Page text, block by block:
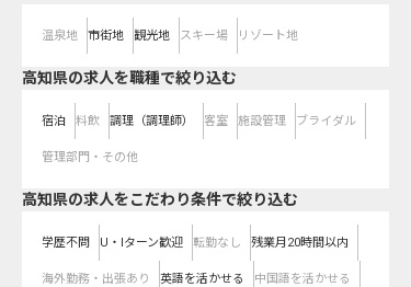
温泉地 市街地 観光地 スキー場 リゾート地
高知県の求人を職種で絞り込む
宿泊 料飲 調理（調理師） 客室 施設管理 ブライダル
管理部門・その他
高知県の求人をこだわり条件で絞り込む
学歴不問 U・Iターン歓迎 転勤なし 残業月20時間以内
海外勤務・出張あり 英語を活かせる 中国語を活かせる